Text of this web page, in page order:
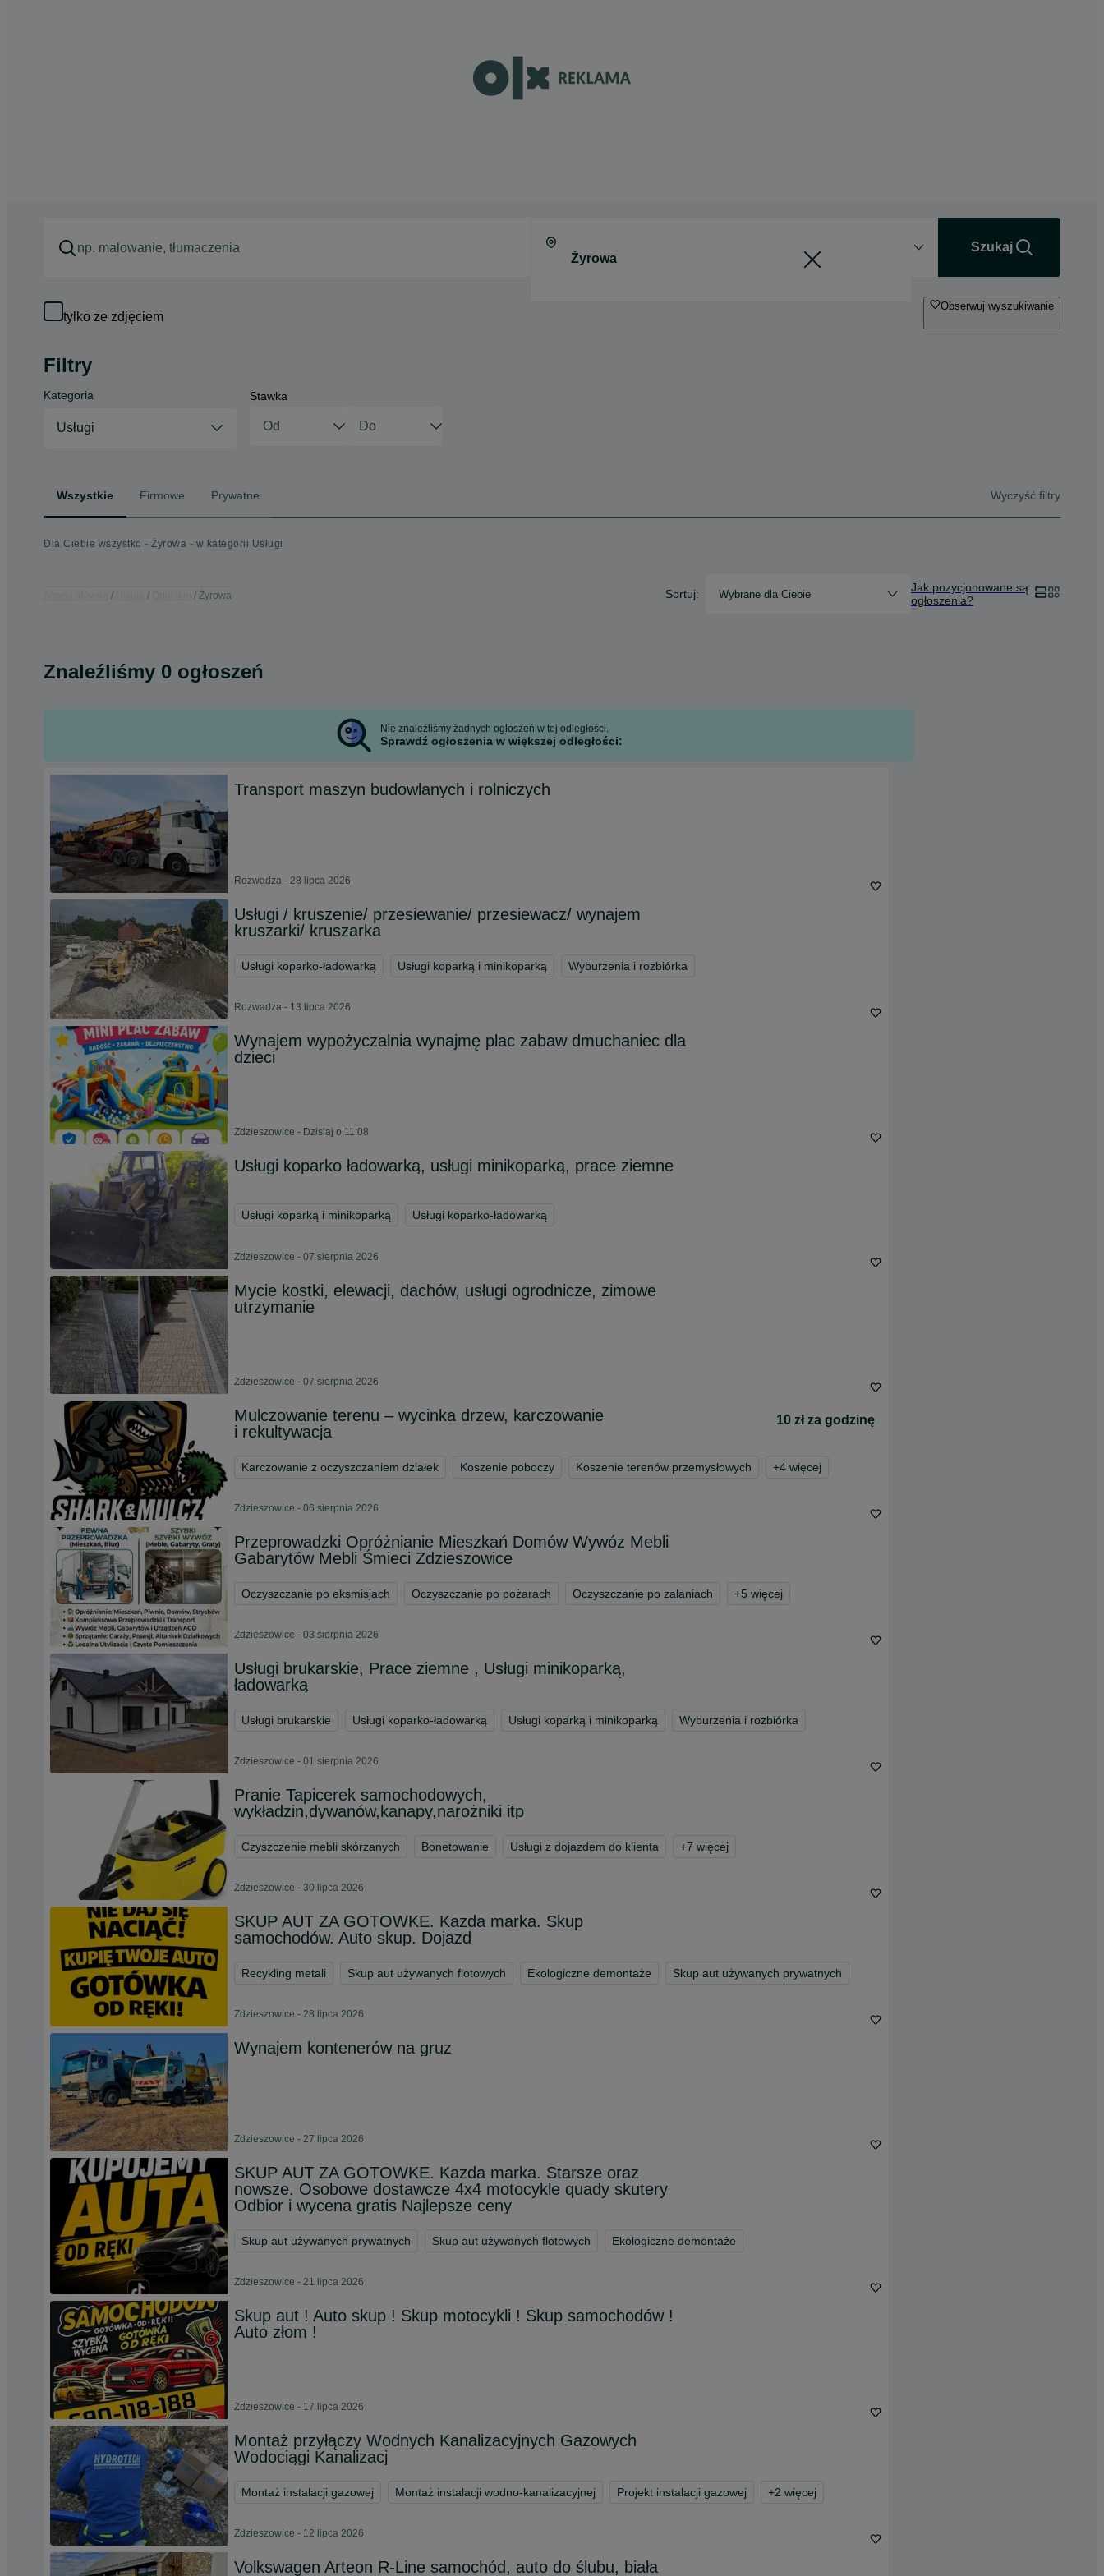
Szukaj
tylko ze zdjęciem
Obserwuj wyszukiwanie
Filtry
Kategoria
Usługi
Stawka
Wszystkie Firmowe Prywatne Wyczyść filtry
Dla Ciebie wszystko - Żyrowa - w kategorii Usługi
Żyrowa Sortuj: Wybrane dla Ciebie
Jak pozycjonowane są
ogłoszenia?
Znaleźliśmy 0 ogłoszeń
Nie znaleźliśmy żadnych ogłoszeń w tej odległości.
Sprawdź ogłoszenia w większej odległości:
Transport maszyn budowlanych i rolniczych
Rozwadza - 28 lipca 2026
Usługi / kruszenie/ przesiewanie/ przesiewacz/ wynajem
kruszarki/ kruszarka
Usługi koparko-ładowarką Usługi koparką i minikoparką Wyburzenia i rozbiórka
Rozwadza - 13 lipca 2026
Wynajem wypożyczalnia wynajmę plac zabaw dmuchaniec dla
dzieci
Zdzieszowice - Dzisiaj o 11:08
Usługi koparko ładowarką, usługi minikoparką, prace ziemne
Usługi koparką i minikoparką Usługi koparko-ładowarką
Zdzieszowice - 07 sierpnia 2026
Mycie kostki, elewacji, dachów, usługi ogrodnicze, zimowe
utrzymanie
Zdzieszowice - 07 sierpnia 2026
Mulczowanie terenu – wycinka drzew, karczowanie
i rekultywacja
10 zł za godzinę
Karczowanie z oczyszczaniem działek Koszenie poboczy Koszenie terenów przemysłowych +4 więcej
Zdzieszowice - 06 sierpnia 2026
Przeprowadzki Opróżnianie Mieszkań Domów Wywóz Mebli
Gabarytów Mebli Śmieci Zdzieszowice
Oczyszczanie po eksmisjach Oczyszczanie po pożarach Oczyszczanie po zalaniach +5 więcej
Zdzieszowice - 03 sierpnia 2026
Usługi brukarskie, Prace ziemne , Usługi minikoparką,
ładowarką
Usługi brukarskie Usługi koparko-ładowarką Usługi koparką i minikoparką Wyburzenia i rozbiórka
Zdzieszowice - 01 sierpnia 2026
Pranie Tapicerek samochodowych,
wykładzin,dywanów,kanapy,narożniki itp
Czyszczenie mebli skórzanych Bonetowanie Usługi z dojazdem do klienta +7 więcej
Zdzieszowice - 30 lipca 2026
SKUP AUT ZA GOTOWKE. Kazda marka. Skup
samochodów. Auto skup. Dojazd
Recykling metali Skup aut używanych flotowych Ekologiczne demontaże Skup aut używanych prywatnych
Zdzieszowice - 28 lipca 2026
Wynajem kontenerów na gruz
Zdzieszowice - 27 lipca 2026
SKUP AUT ZA GOTOWKE. Kazda marka. Starsze oraz
nowsze. Osobowe dostawcze 4x4 motocykle quady skutery
Odbior i wycena gratis Najlepsze ceny
Skup aut używanych prywatnych Skup aut używanych flotowych Ekologiczne demontaże
Zdzieszowice - 21 lipca 2026
Skup aut ! Auto skup ! Skup motocykli ! Skup samochodów !
Auto złom !
Zdzieszowice - 17 lipca 2026
Montaż przyłączy Wodnych Kanalizacyjnych Gazowych
Wodociągi Kanalizacj
Montaż instalacji gazowej Montaż instalacji wodno-kanalizacyjnej Projekt instalacji gazowej +2 więcej
Zdzieszowice - 12 lipca 2026
Volkswagen Arteon R-Line samochód, auto do ślubu, biała